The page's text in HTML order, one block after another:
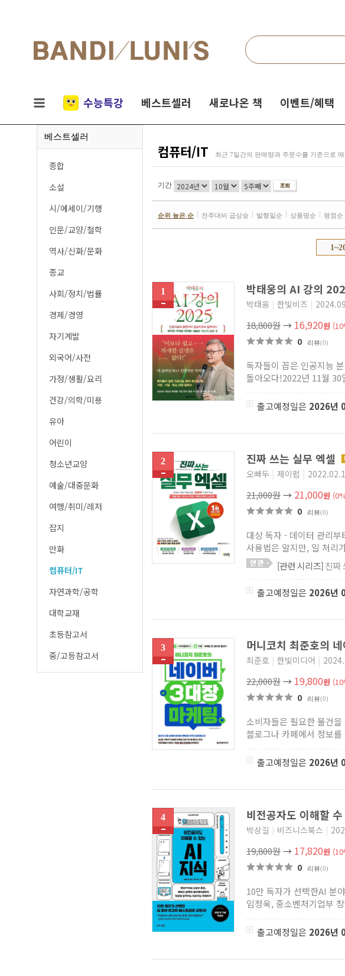
검색
실시간
인기
수능특강 베스트셀러 새로나온 책 이벤트/혜택
베스트셀러
종합
소설
시/에세이/기행
인문/교양/철학
역사/신화/문화
종교
사회/정치/법률
경제/경영
자기계발
외국어/사전
가정/생활/요리
건강/의학/미용
유아
어린이
청소년교양
예술/대중문화
여행/취미/레저
잡지
만화
컴퓨터/IT
자연과학/공학
대학교재
초등참고서
중/고등참고서
컴퓨터/IT 최근 7일간의 판매량과 주문수를 기준으로
순위 높은 순 전주대비 급상승 발행일순 상품명순 평점순
기간
1 박태웅의 AI 강의
박태웅 | 한빛비즈 |
18,800원→ 16,920원
0 리뷰(0)
독자들이 꼽은 인공지능
돌아오다!2022년 11월
출고예정일은 2026년
2 진짜 쓰는 실무 엑셀
오빠두 | 제이펍 |
21,000원→ 21,000원
0 리뷰(0)
대상 독자 - 데이터 관리
사용법은 알지만, 일 처리
[관련 시리즈]진짜
출고예정일은 2026년
3 머니코치 최준호의
최준호 | 한빛미디어 |
22,000원→ 19,800원
0 리뷰(0)
소비자들은 필요한 물건
블로그나 카페에서 정보
출고예정일은 2026년
4 비전공자도 이해할
박상길 | 비즈니스북스 |
19,800원→ 17,820원
0 리뷰(0)
10만 독자가 선택한AI 분
임정욱, 중소벤처기업부
출고예정일은 2026년